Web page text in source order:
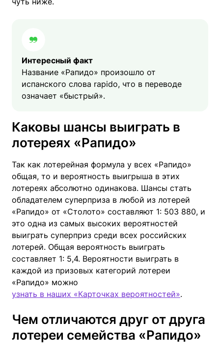
Интересный факт
Название «Рапидо» произошло от
испанского слова rapido, что в переводе
означает «быстрый».
Каковы шансы выиграть в
лотереях «Рапидо»
Так как лотерейная формула у всех «Рапидо»
общая, то и вероятность выигрыша в этих
лотереях абсолютно одинакова. Шансы стать
обладателем суперприза в любой из лотерей
«Рапидо» от «Столото» составляют 1: 503 880, и
это одна из самых высоких вероятностей
выиграть суперприз среди всех российских
лотерей. Общая вероятность выиграть
составляет 1: 5,4. Вероятности выиграть в
каждой из призовых категорий лотереи
«Рапидо» можно
узнать в наших «Карточках вероятностей».
Чем отличаются друг от друга
лотереи семейства «Рапидо»